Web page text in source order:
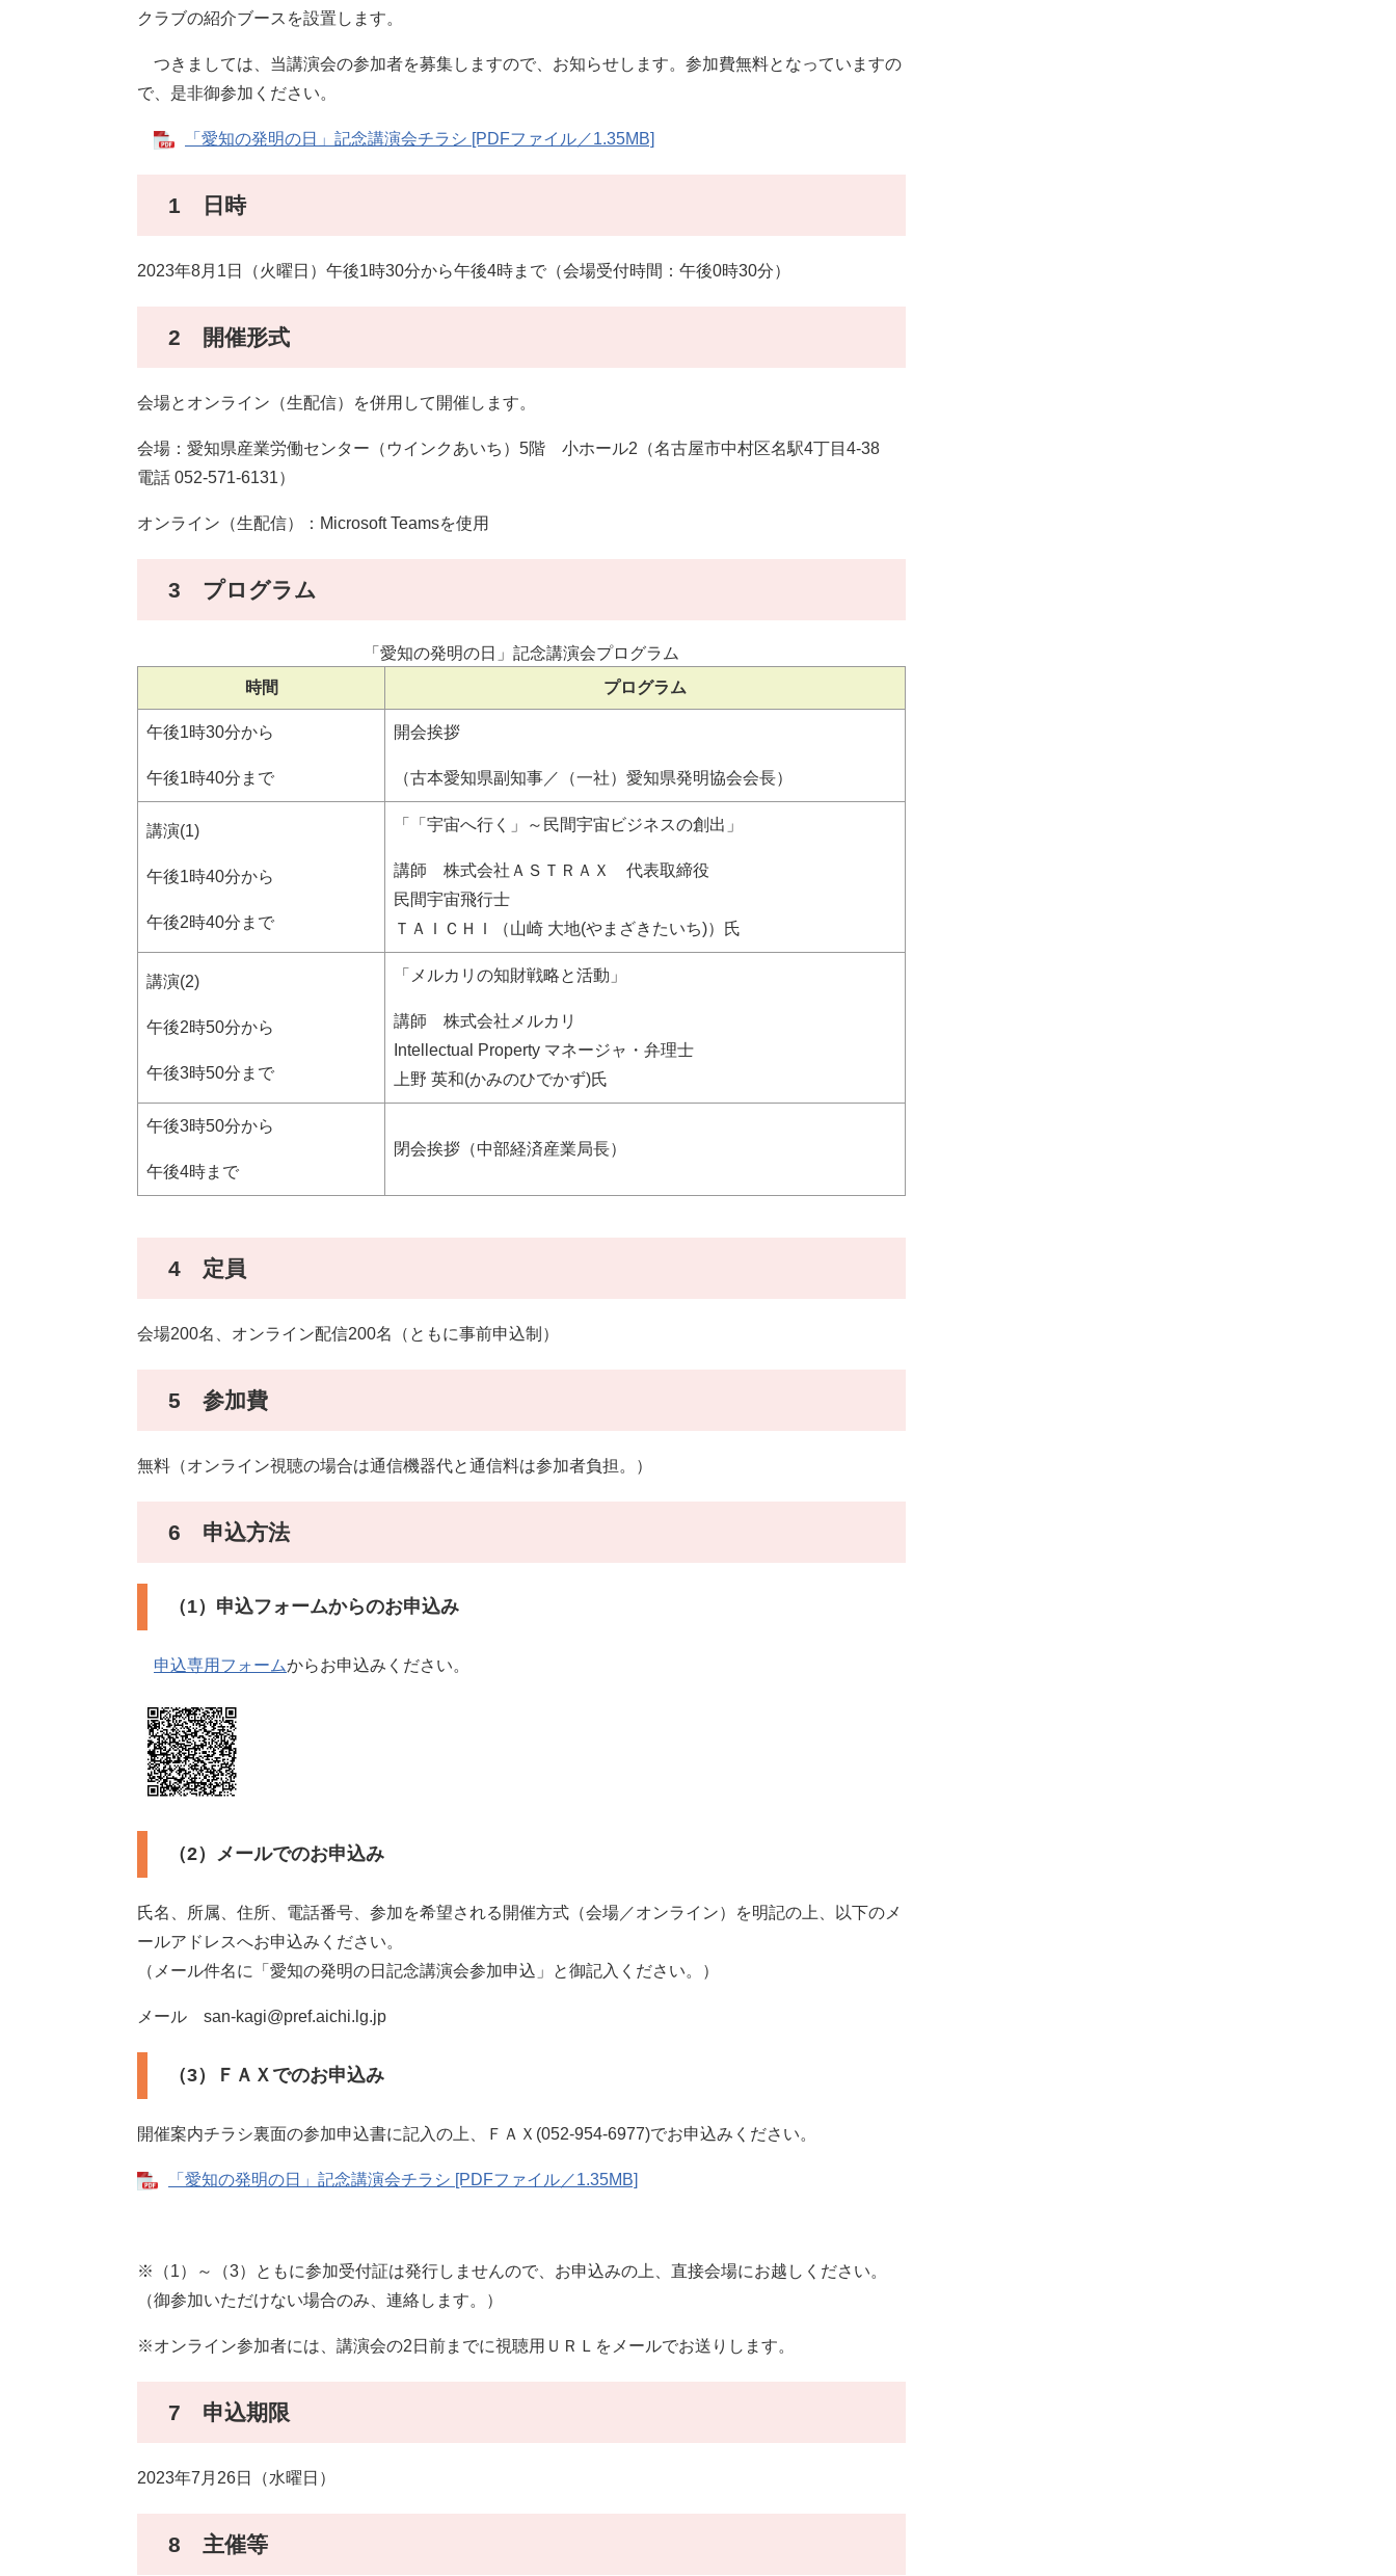
クラブの紹介ブースを設置します。
つきましては、当講演会の参加者を募集しますので、お知らせします。参加費無料となっていますの
で、是非御参加ください。
「愛知の発明の日」記念講演会チラシ [PDFファイル／1.35MB]
1 日時
2023年8月1日（火曜日）午後1時30分から午後4時まで（会場受付時間：午後0時30分）
2 開催形式
会場とオンライン（生配信）を併用して開催します。
会場：愛知県産業労働センター（ウインクあいち）5階 小ホール2（名古屋市中村区名駅4丁目4-38
電話 052-571-6131）
オンライン（生配信）：Microsoft Teamsを使用
3 プログラム
「愛知の発明の日」記念講演会プログラム
時間
プログラム
午後1時30分から
午後1時40分まで
開会挨拶
（古本愛知県副知事／（一社）愛知県発明協会会長）
講演(1)
午後1時40分から
午後2時40分まで
「「宇宙へ行く」～民間宇宙ビジネスの創出」
講師 株式会社ＡＳＴＲＡＸ 代表取締役
民間宇宙飛行士
ＴＡＩＣＨＩ（山崎 大地(やまざきたいち)）氏
講演(2)
午後2時50分から
午後3時50分まで
「メルカリの知財戦略と活動」
講師 株式会社メルカリ
Intellectual Property マネージャ・弁理士
上野 英和(かみのひでかず)氏
午後3時50分から
午後4時まで
閉会挨拶（中部経済産業局長）
4 定員
会場200名、オンライン配信200名（ともに事前申込制）
5 参加費
無料（オンライン視聴の場合は通信機器代と通信料は参加者負担。）
6 申込方法
（1）申込フォームからのお申込み
申込専用フォームからお申込みください。
（2）メールでのお申込み
氏名、所属、住所、電話番号、参加を希望される開催方式（会場／オンライン）を明記の上、以下のメ
ールアドレスへお申込みください。
（メール件名に「愛知の発明の日記念講演会参加申込」と御記入ください。）
メール san-kagi@pref.aichi.lg.jp
（3）ＦＡＸでのお申込み
開催案内チラシ裏面の参加申込書に記入の上、ＦＡＸ(052-954-6977)でお申込みください。
「愛知の発明の日」記念講演会チラシ [PDFファイル／1.35MB]
※（1）～（3）ともに参加受付証は発行しませんので、お申込みの上、直接会場にお越しください。
（御参加いただけない場合のみ、連絡します。）
※オンライン参加者には、講演会の2日前までに視聴用ＵＲＬをメールでお送りします。
7 申込期限
2023年7月26日（水曜日）
8 主催等